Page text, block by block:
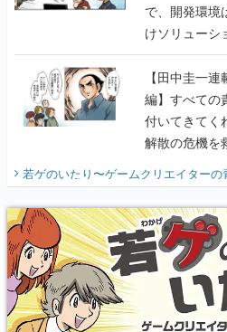
で、開発環境
けソリューシ
に行って、よ
【田中圭一
編】すべての
付いてきてく
解散の危機を
『少年ジャン
り】
若ゲのいたり〜ゲームクリエイターの